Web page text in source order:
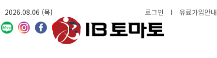
2026.08.06 (목) 로그인 I 유료가입안내